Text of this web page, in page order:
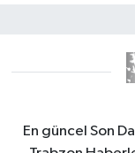
En güncel Son